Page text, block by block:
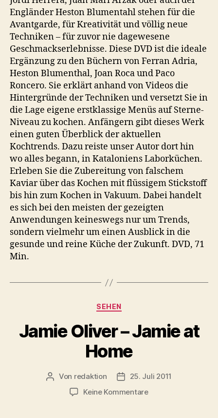
Engländer Heston Blumentahl stehen für die
Avantgarde, für Kreativität und völlig neue
Techniken – für zuvor nie dagewesene
Geschmackserlebnisse. Diese DVD ist die ideale
Ergänzung zu den Büchern von Ferran Adria,
Heston Blumenthal, Joan Roca und Paco
Roncero. Sie erklärt anhand von Videos die
Hintergründe der Techniken und versetzt Sie in
die Lage eigene erstklassige Menüs auf Sterne-
Niveau zu kochen. Anfängern gibt dieses Werk
einen guten Überblick der aktuellen
Kochtrends. Dazu reiste unser Autor dort hin
wo alles begann, in Kataloniens Laborküchen.
Erleben Sie die Zubereitung von falschem
Kaviar über das Kochen mit flüssigem Stickstoff
bis hin zum Kochen in Vakuum. Dabei handelt
es sich bei den meisten der gezeigten
Anwendungen keineswegs nur um Trends,
sondern vielmehr um einen Ausblick in die
gesunde und reine Küche der Zukunft. DVD, 71
Min.
Kategorien
SEHEN
Jamie Oliver – Jamie at
Home
Beitragsautor
Von redaktion Veröffentlichungsdatum
25. Juli 2011
Keine Kommentarezu